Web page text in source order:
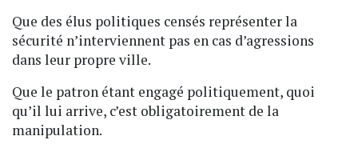
Que des élus politiques censés représenter la
sécurité n’interviennent pas en cas d’agressions
dans leur propre ville.
Que le patron étant engagé politiquement, quoi
qu’il lui arrive, c’est obligatoirement de la
manipulation.